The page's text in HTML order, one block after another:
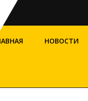
НОВОСТИ